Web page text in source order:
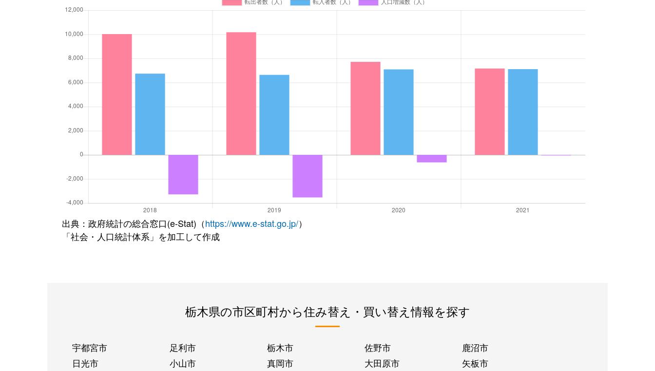
出典：政府統計の総合窓口(e-Stat)（https://www.e-stat.go.jp/）
「社会・人口統計体系」を加工して作成
栃木県の市区町村から住み替え・買い替え情報を探す
宇都宮市 足利市 栃木市 佐野市
鹿沼市
日光市
小山市 真岡市 大田原市
矢板市